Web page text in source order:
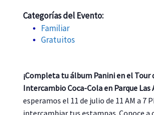
Categorías del Evento:
Familiar
Gratuitos
¡Completa tu álbum Panini en el Tour
Intercambio Coca-Cola en Parque Las
esperamos el 11 de julio de 11 AM a 7